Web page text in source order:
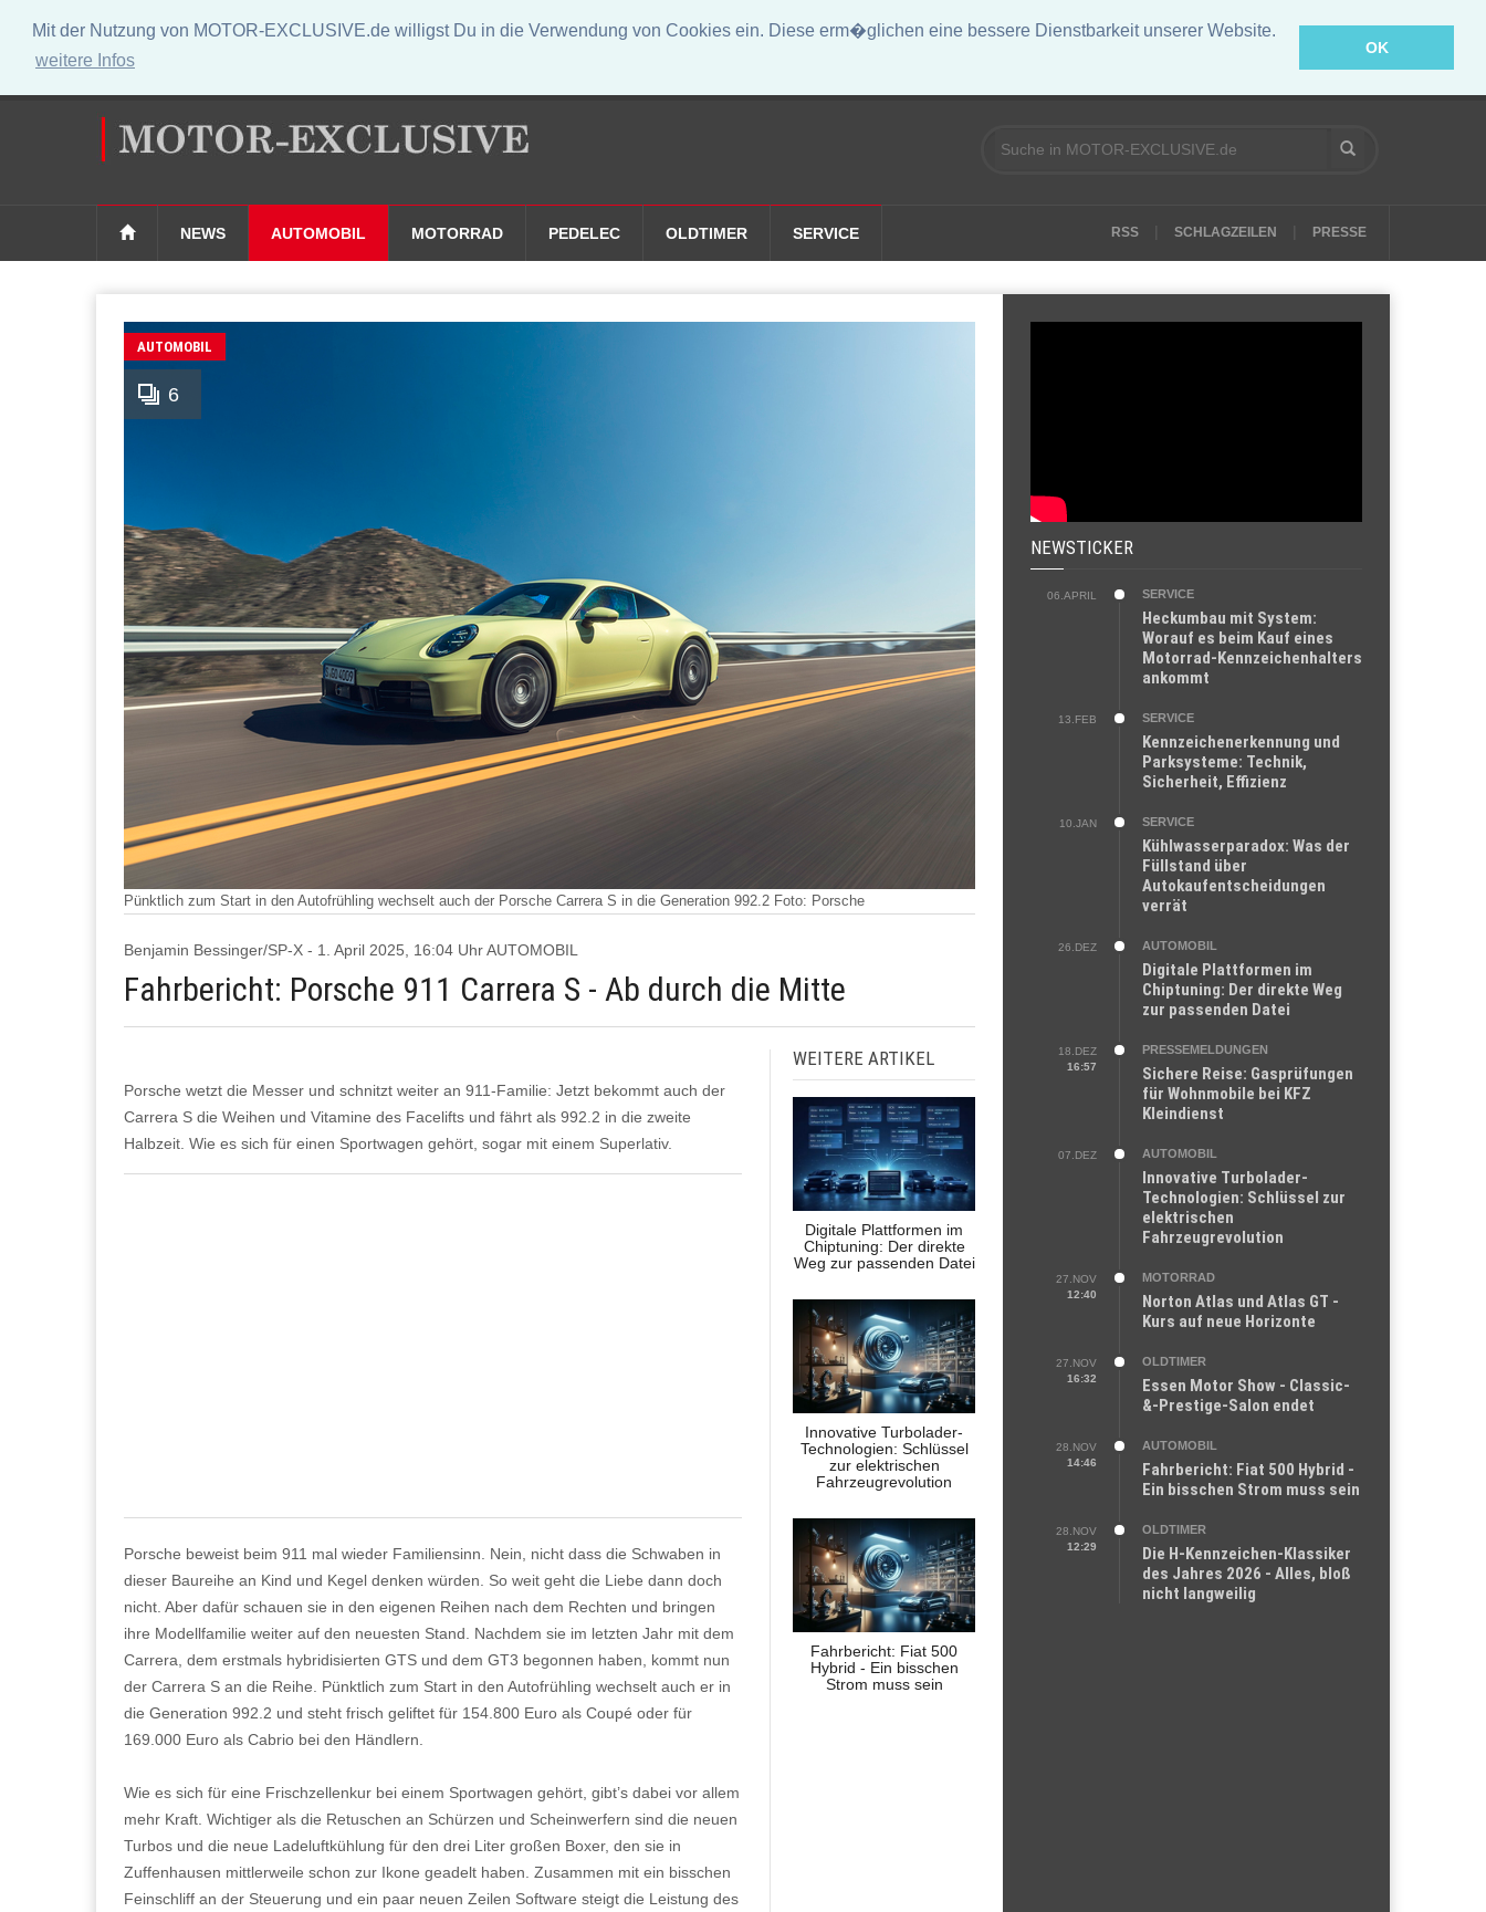
Mit der Nutzung von MOTOR-EXCLUSIVE.de willigst Du in die Verwendung von Cookies ein. Diese erm�glichen eine bessere Dienstbarkeit unserer Website.
weitere Infos
OK
NEWS AUTOMOBIL MOTORRAD PEDELEC OLDTIMER SERVICE RSS SCHLAGZEILEN PRESSE
6
Pünktlich zum Start in den Autofrühling wechselt auch der Porsche Carrera S in die Generation 992.2 Foto: Porsche
AUTOMOBIL
Benjamin Bessinger/SP-X - 1. April 2025, 16:04 Uhr AUTOMOBIL
Fahrbericht: Porsche 911 Carrera S - Ab durch die Mitte
Porsche wetzt die Messer und schnitzt weiter an 911-Familie: Jetzt bekommt auch der
Carrera S die Weihen und Vitamine des Facelifts und fährt als 992.2 in die zweite
Halbzeit. Wie es sich für einen Sportwagen gehört, sogar mit einem Superlativ.
Porsche beweist beim 911 mal wieder Familiensinn. Nein, nicht dass die Schwaben in
dieser Baureihe an Kind und Kegel denken würden. So weit geht die Liebe dann doch
nicht. Aber dafür schauen sie in den eigenen Reihen nach dem Rechten und bringen
ihre Modellfamilie weiter auf den neuesten Stand. Nachdem sie im letzten Jahr mit dem
Carrera, dem erstmals hybridisierten GTS und dem GT3 begonnen haben, kommt nun
der Carrera S an die Reihe. Pünktlich zum Start in den Autofrühling wechselt auch er in
die Generation 992.2 und steht frisch geliftet für 154.800 Euro als Coupé oder für
169.000 Euro als Cabrio bei den Händlern.
Wie es sich für eine Frischzellenkur bei einem Sportwagen gehört, gibt’s dabei vor allem
mehr Kraft. Wichtiger als die Retuschen an Schürzen und Scheinwerfern sind die neuen
Turbos und die neue Ladeluftkühlung für den drei Liter großen Boxer, den sie in
Zuffenhausen mittlerweile schon zur Ikone geadelt haben. Zusammen mit ein bisschen
Feinschliff an der Steuerung und ein paar neuen Zeilen Software steigt die Leistung des
WEITERE ARTIKEL
Digitale Plattformen im
Chiptuning: Der direkte
Weg zur passenden Datei
Innovative Turbolader-
Technologien: Schlüssel
zur elektrischen
Fahrzeugrevolution
Fahrbericht: Fiat 500
Hybrid - Ein bisschen
Strom muss sein
NEWSTICKER
06.APRIL SERVICE
Heckumbau mit System:
Worauf es beim Kauf eines
Motorrad-Kennzeichenhalters
ankommt
13.FEB SERVICE
Kennzeichenerkennung und
Parksysteme: Technik,
Sicherheit, Effizienz
10.JAN SERVICE
Kühlwasserparadox: Was der
Füllstand über
Autokaufentscheidungen
verrät
26.DEZ AUTOMOBIL
Digitale Plattformen im
Chiptuning: Der direkte Weg
zur passenden Datei
18.DEZ
16:57
PRESSEMELDUNGEN
Sichere Reise: Gasprüfungen
für Wohnmobile bei KFZ
Kleindienst
07.DEZ AUTOMOBIL
Innovative Turbolader-
Technologien: Schlüssel zur
elektrischen
Fahrzeugrevolution
27.NOV
12:40
MOTORRAD
Norton Atlas und Atlas GT -
Kurs auf neue Horizonte
27.NOV
16:32
OLDTIMER
Essen Motor Show - Classic-
&-Prestige-Salon endet
28.NOV
14:46
AUTOMOBIL
Fahrbericht: Fiat 500 Hybrid -
Ein bisschen Strom muss sein
28.NOV
12:29
OLDTIMER
Die H-Kennzeichen-Klassiker
des Jahres 2026 - Alles, bloß
nicht langweilig